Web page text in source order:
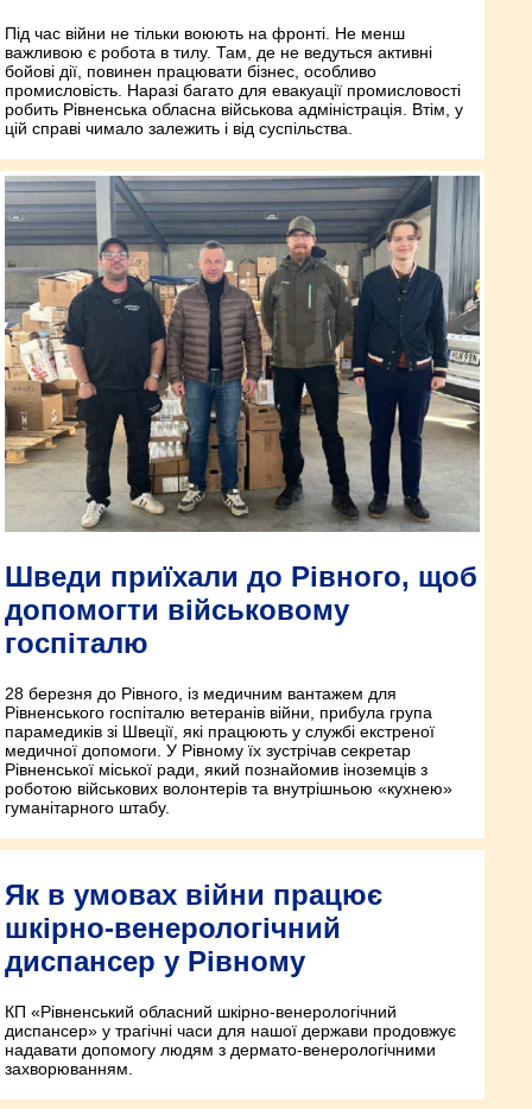
Під час війни не тільки воюють на фронті. Не менш
важливою є робота в тилу. Там, де не ведуться активні
бойові дії, повинен працювати бізнес, особливо
промисловість. Наразі багато для евакуації промисловості
робить Рівненська обласна військова адміністрація. Втім, у
цій справі чимало залежить і від суспільства.
Шведи приїхали до Рівного, щоб
допомогти військовому
госпіталю
28 березня до Рівного, із медичним вантажем для
Рівненського госпіталю ветеранів війни, прибула група
парамедиків зі Швеції, які працюють у службі екстреної
медичної допомоги. У Рівному їх зустрічав секретар
Рівненської міської ради, який познайомив іноземців з
роботою військових волонтерів та внутрішньою «кухнею»
гуманітарного штабу.
Як в умовах війни працює
шкірно-венерологічний
диспансер у Рівному
КП «Рівненський обласний шкірно-венерологічний
диспансер» у трагічні часи для нашої держави продовжує
надавати допомогу людям з дермато-венерологічними
захворюванням.